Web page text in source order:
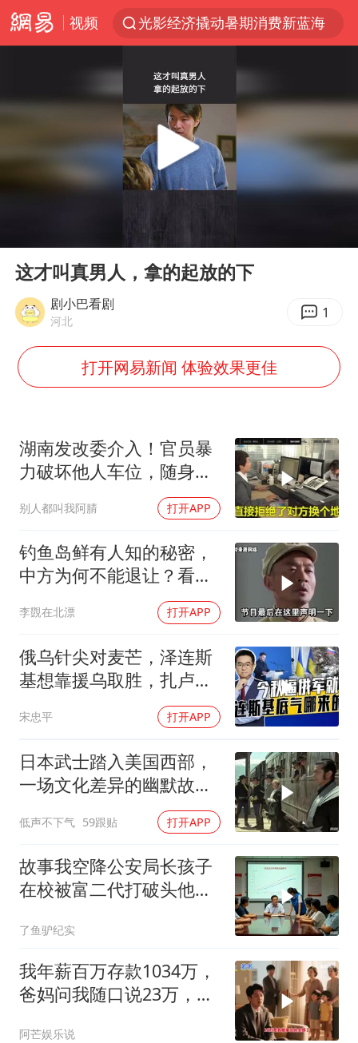
视频
光影经济撬动暑期消费新蓝海
上四休三，但降薪1000元，你接受吗？
央视新主播李秋莹孙亚鹏亮相
情侣平潭拍日出坠崖1死1伤
黄金牛市回来了吗
茅台部分直营店飞天茅台提价
几元成本的AI广告导致千万市值蒸发
《欢迎来龙餐馆》口碑
酒店回应车内过夜被收150元
杭州全市有序停课
商场现钱学森巨幅海报 负责人回应
乐享全民健身 共筑健康中国
Play
这才叫真男人，拿的起放的下
剧小巴看剧
河北 1
打开网易新闻 体验效果更佳
湖南发改委介入！官员暴
力破坏他人车位，随身带
别人都叫我阿腈 打开APP
钓鱼岛鲜有人知的秘密，
中方为何不能退让？看完
李覴在北漂 打开APP
俄乌针尖对麦芒，泽连斯
基想靠援乌取胜，扎卢日
宋忠平 打开APP
日本武士踏入美国西部，
一场文化差异的幽默故事
低声不下气 59跟贴 打开APP
故事我空降公安局长孩子
在校被富二代打破头他爹
了鱼驴纪实
我年薪百万存款1034万，
爸妈问我随口说23万，结
阿芒娱乐说